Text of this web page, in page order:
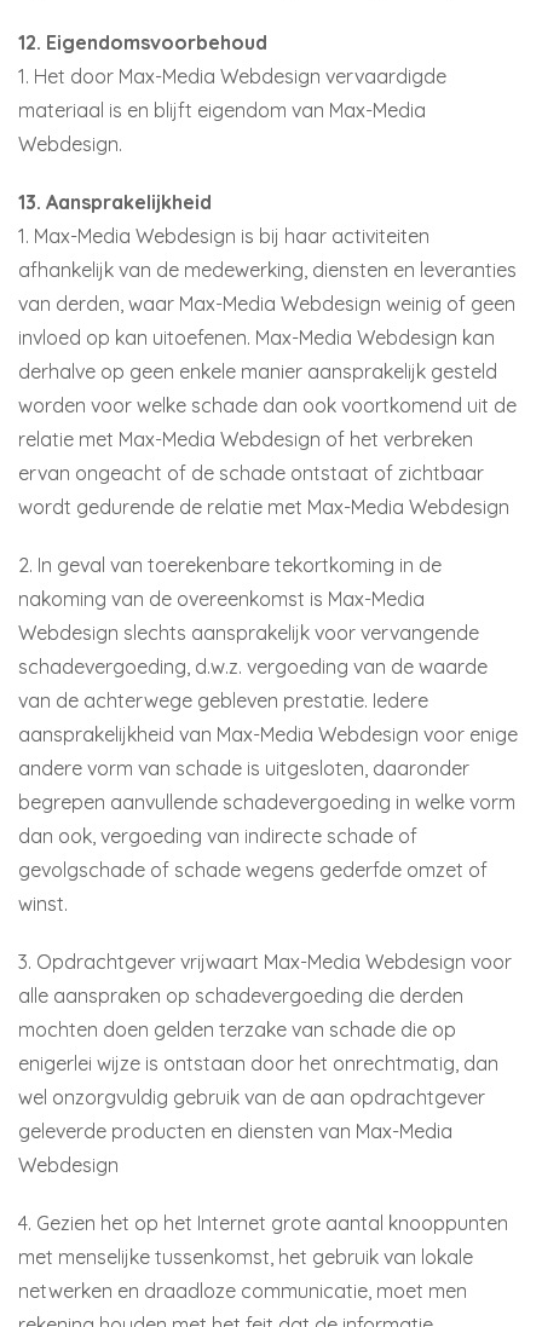
12. Eigendomsvoorbehoud
1. Het door Max-Media Webdesign vervaardigde
materiaal is en blijft eigendom van Max-Media
Webdesign.
13. Aansprakelijkheid
1. Max-Media Webdesign is bij haar activiteiten
afhankelijk van de medewerking, diensten en leveranties
van derden, waar Max-Media Webdesign weinig of geen
invloed op kan uitoefenen. Max-Media Webdesign kan
derhalve op geen enkele manier aansprakelijk gesteld
worden voor welke schade dan ook voortkomend uit de
relatie met Max-Media Webdesign of het verbreken
ervan ongeacht of de schade ontstaat of zichtbaar
wordt gedurende de relatie met Max-Media Webdesign
2. In geval van toerekenbare tekortkoming in de
nakoming van de overeenkomst is Max-Media
Webdesign slechts aansprakelijk voor vervangende
schadevergoeding, d.w.z. vergoeding van de waarde
van de achterwege gebleven prestatie. Iedere
aansprakelijkheid van Max-Media Webdesign voor enige
andere vorm van schade is uitgesloten, daaronder
begrepen aanvullende schadevergoeding in welke vorm
dan ook, vergoeding van indirecte schade of
gevolgschade of schade wegens gederfde omzet of
winst.
3. Opdrachtgever vrijwaart Max-Media Webdesign voor
alle aanspraken op schadevergoeding die derden
mochten doen gelden terzake van schade die op
enigerlei wijze is ontstaan door het onrechtmatig, dan
wel onzorgvuldig gebruik van de aan opdrachtgever
geleverde producten en diensten van Max-Media
Webdesign
4. Gezien het op het Internet grote aantal knooppunten
met menselijke tussenkomst, het gebruik van lokale
netwerken en draadloze communicatie, moet men